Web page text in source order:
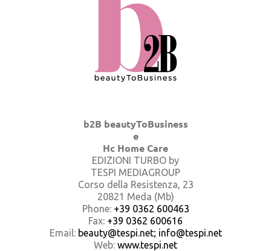
b2B beautyToBusiness
e
Hc Home Care
EDIZIONI TURBO by
TESPI MEDIAGROUP
Corso della Resistenza, 23
20821 Meda (Mb)
Phone: +39 0362 600463
Fax: +39 0362 600616
Email: beauty@tespi.net; info@tespi.net
Web: www.tespi.net